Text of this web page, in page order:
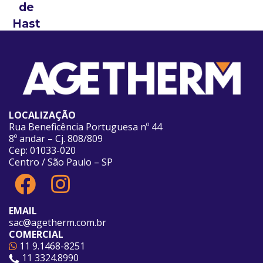
de
Hast
a
Saída
ar
LOCALIZAÇÃO
Rua Beneficência Portuguesa nº 44
8º andar – Cj. 808/809
Cep: 01033-020
Centro / São Paulo – SP
EMAIL
sac@agetherm.com.br
COMERCIAL
11 9.1468-8251
11 3324.8990